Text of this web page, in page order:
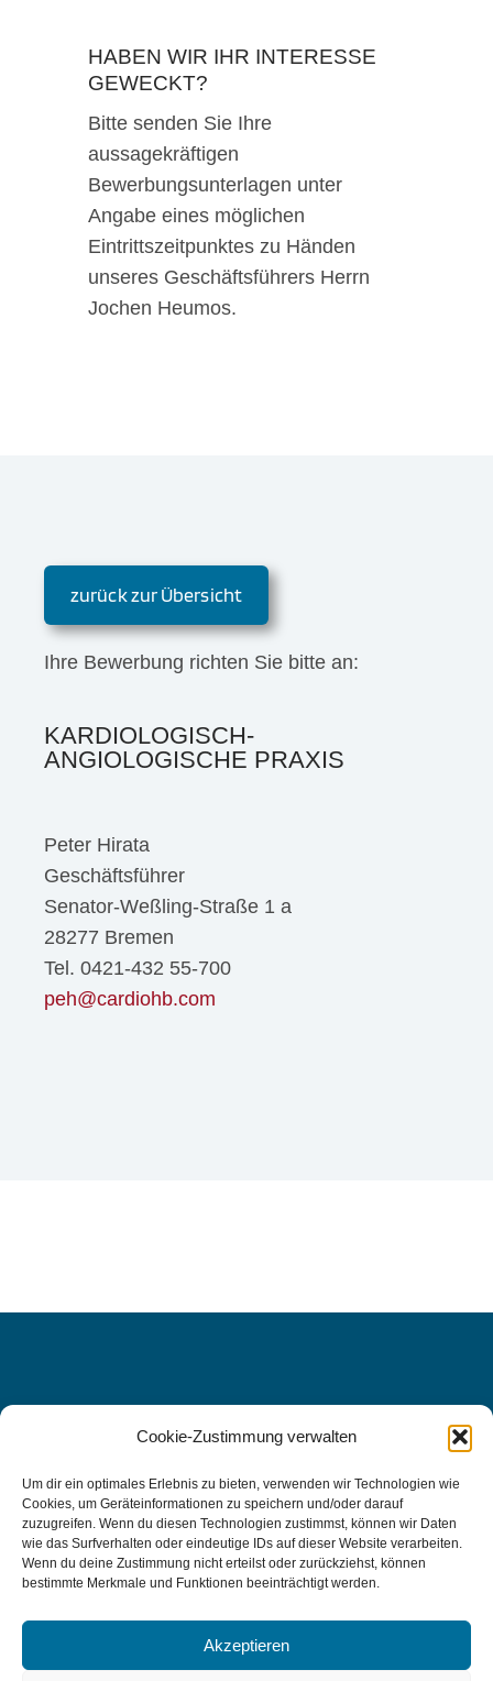
Cookie-Zustimmung verwalten
Um dir ein optimales Erlebnis zu bieten, verwenden wir Technologien wie
Cookies, um Geräteinformationen zu speichern und/oder darauf
zuzugreifen. Wenn du diesen Technologien zustimmst, können wir Daten
wie das Surfverhalten oder eindeutige IDs auf dieser Website verarbeiten.
Wenn du deine Zustimmung nicht erteilst oder zurückziehst, können
bestimmte Merkmale und Funktionen beeinträchtigt werden.
Akzeptieren
HABEN WIR IHR INTERESSE
GEWECKT?
Bitte senden Sie Ihre
aussagekräftigen
Bewerbungsunterlagen unter
Angabe eines möglichen
Eintrittszeitpunktes zu Händen
unseres Geschäftsführers Herrn
Jochen Heumos.
zurück zur Übersicht
Ihre Bewerbung richten Sie bitte an:
KARDIOLOGISCH-
ANGIOLOGISCHE PRAXIS
Peter Hirata
Geschäftsführer
Senator-Weßling-Straße 1 a
28277 Bremen
Tel. 0421-432 55-700
peh@cardiohb.com
WIR FREUEN UNS AUF SIE, DENN
IHRE
GESUNDHEIT LIEGT UNS AM
HERZEN.
Kontakt aufnehmen